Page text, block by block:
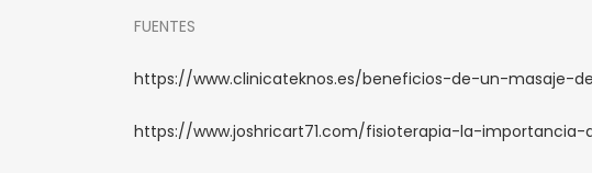
FUENTES
https://www.clinicateknos.es/beneficios-de-un-masaje-
https://www.joshricart71.com/fisioterapia-la-